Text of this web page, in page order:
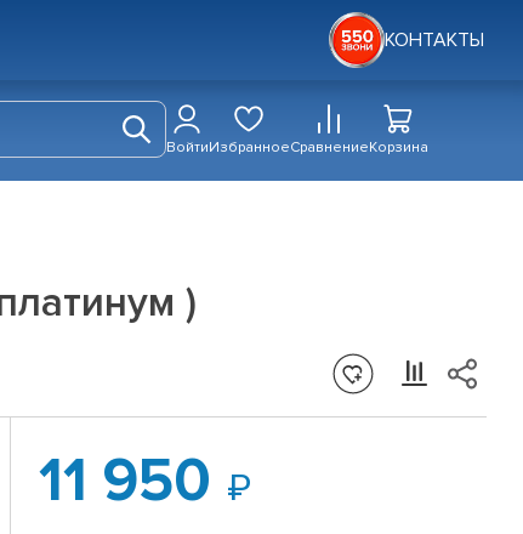
КОНТАКТЫ
ВойтиИзбранноеСравнениеКорзина
)
11 950